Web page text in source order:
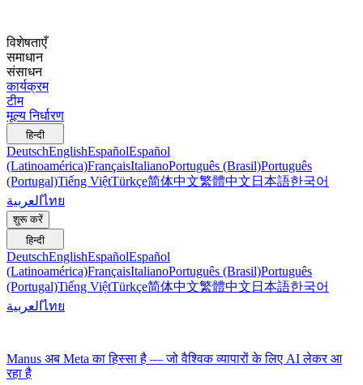
विशेषताएँ
समाधान
संसाधन
कार्यक्रम
टीम
मूल्य निर्धारण
हिन्दी
DeutschEnglishEspañolEspañol
(Latinoamérica)FrançaisItalianoPortuguês (Brasil)Português
(Portugal)Tiếng ViệtTürkçe简体中文繁體中文 日本語한국어
العربيةไทย
शुरू करें
हिन्दी
DeutschEnglishEspañolEspañol
(Latinoamérica)FrançaisItalianoPortuguês (Brasil)Português
(Portugal)Tiếng ViệtTürkçe简体中文繁體中文 日本語한국어
العربيةไทย
Manus अब Meta का हिस्सा है — जो वैश्विक व्यापारों के लिए AI लेकर आ
रहा है